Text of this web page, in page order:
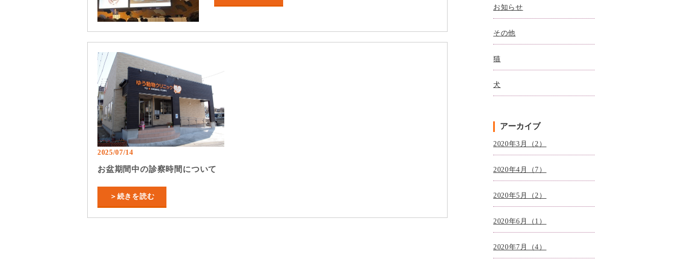
2025/07/14
お盆期間中の診察時間について
＞続きを読む
お知らせ
その他
猫
犬
アーカイブ
2020年3月（2）
2020年4月（7）
2020年5月（2）
2020年6月（1）
2020年7月（4）